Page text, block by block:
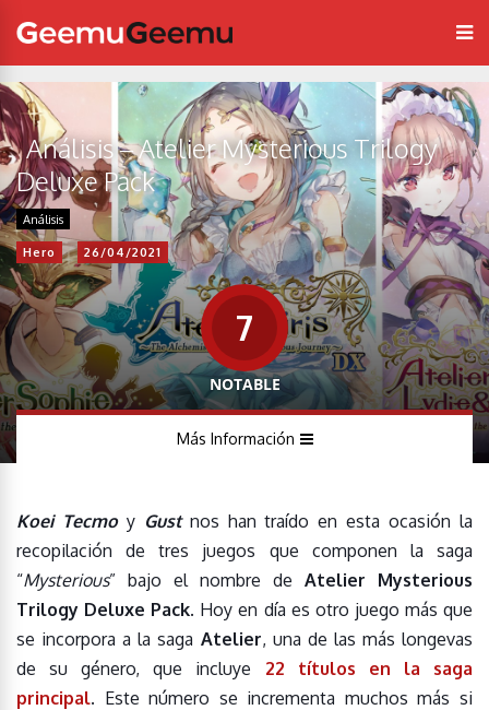
Análisis – Atelier Mysterious Trilogy
Deluxe Pack
Análisis
Hero 26/04/2021
7
NOTABLE
Más Información
Koei Tecmo y Gust nos han traído en esta ocasión la
recopilación de tres juegos que componen la saga
“Mysterious” bajo el nombre de Atelier Mysterious
Trilogy Deluxe Pack. Hoy en día es otro juego más que
se incorpora a la saga Atelier, una de las más longevas
de su género, que incluye 22 títulos en la saga
principal. Este número se incrementa muchos más si